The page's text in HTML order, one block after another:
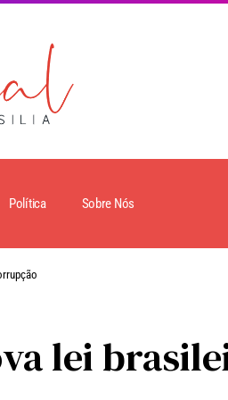
Política Sobre Nós
lei